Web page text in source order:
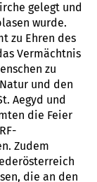
gelegt und
wurde.
zu Ehren des
Vermächtnis
zu
und den
Aegyd und
die Feier
Zudem
die an den